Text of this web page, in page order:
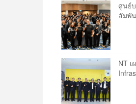
ศูนย์
สัมพั
NT